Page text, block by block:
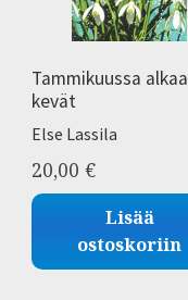
Tammikuussa alkaa
kevät
Else Lassila
20,00 €
Lisää
ostoskoriin